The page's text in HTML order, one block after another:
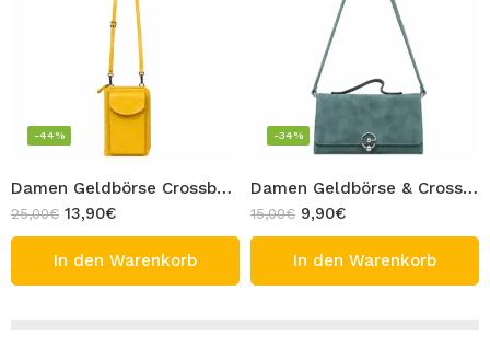
Damen Geldbörse Crossbody Tasche Kroko-Optik mit abnehmbare Schulterriemen Umhängetasche Gelb PU-Leder DANY
-44%
25,00€ 13,90€
In den Warenkorb
Damen Geldbörse & Crossbody Tasche & Handtasche mit Handschlaufe und Schulterriemen Grün Design FIFY
-34%
15,00€ 9,90€
In den Warenkorb